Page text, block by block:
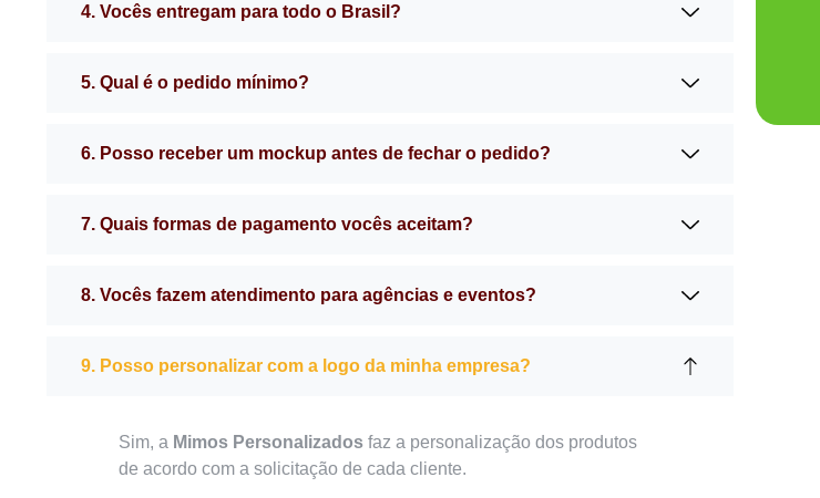
4. Vocês entregam para todo o Brasil?
5. Qual é o pedido mínimo?
6. Posso receber um mockup antes de fechar o pedido?
7. Quais formas de pagamento vocês aceitam?
8. Vocês fazem atendimento para agências e eventos?
9. Posso personalizar com a logo da minha empresa?
Sim, a Mimos Personalizados faz a personalização dos produtos
de acordo com a solicitação de cada cliente.